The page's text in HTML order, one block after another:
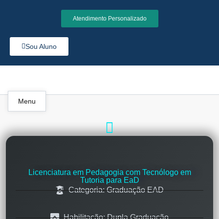
Atendimento Personalizado
Sou Aluno
Menu
Licenciatura em Pedagogia com Tecnólogo em
Tutoria para EaD
Categoria: Graduação EAD
Habilitação: Dupla Graduação